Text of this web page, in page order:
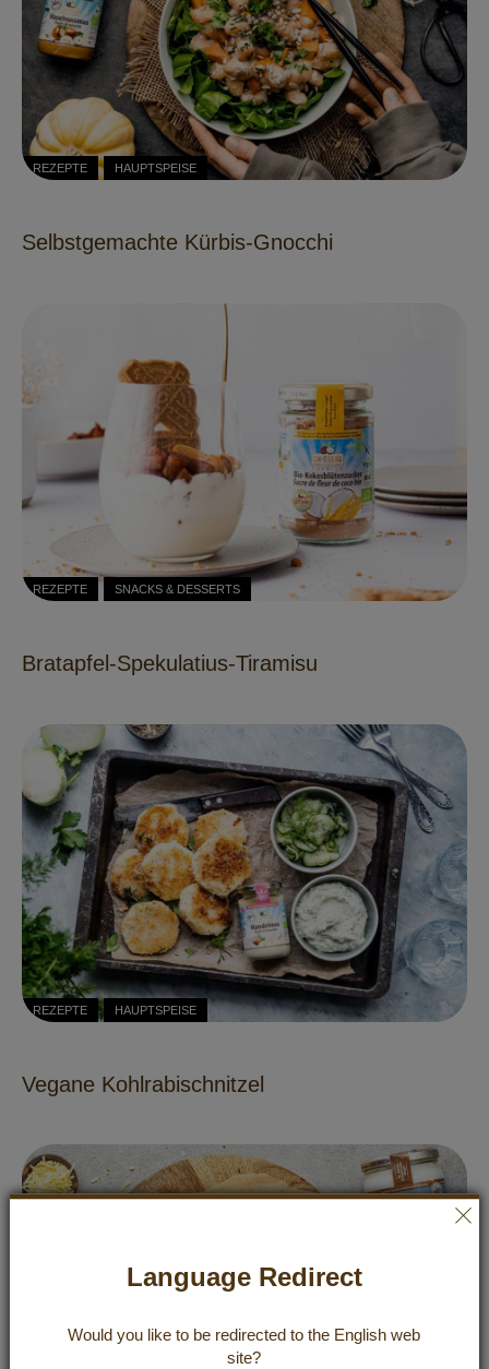
REZEPTE HAUPTSPEISE
Selbstgemachte Kürbis-Gnocchi
REZEPTE SNACKS & DESSERTS
Bratapfel-Spekulatius-Tiramisu
REZEPTE HAUPTSPEISE
Vegane Kohlrabischnitzel
Language Redirect
Would you like to be redirected to the English web
site?